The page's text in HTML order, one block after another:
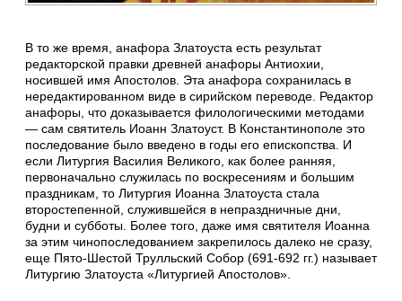
В то же время, анафора Златоуста есть результат
редакторской правки древней анафоры Антиохии,
носившей имя Апостолов. Эта анафора сохранилась в
нередактированном виде в сирийском переводе. Редактор
анафоры, что доказывается филологическими методами
— сам святитель Иоанн Златоуст. В Константинополе это
последование было введено в годы его епископства. И
если Литургия Василия Великого, как более ранняя,
первоначально служилась по воскресениям и большим
праздникам, то Литургия Иоанна Златоуста стала
второстепенной, служившейся в непраздничные дни,
будни и субботы. Более того, даже имя святителя Иоанна
за этим чинопоследованием закрепилось далеко не сразу,
еще Пято-Шестой Трулльский Собор (691-692 гг.) называет
Литургию Златоуста «Литургией Апостолов».